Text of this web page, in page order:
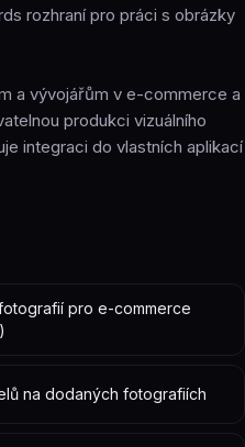
rozhraní pro práci s obrázky
a vývojářům v e-commerce a
produkci vizuálního
integraci do vlastních aplikací
pro e-commerce
na dodaných fotografiích